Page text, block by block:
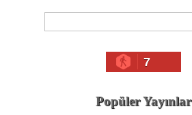
7
Popüler Yayınlar